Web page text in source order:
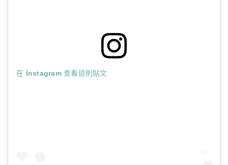
在 Instagram 查看這則貼文